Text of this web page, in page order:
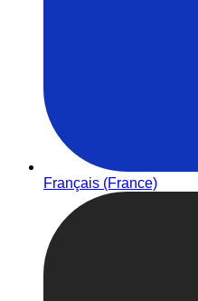
Français (France)